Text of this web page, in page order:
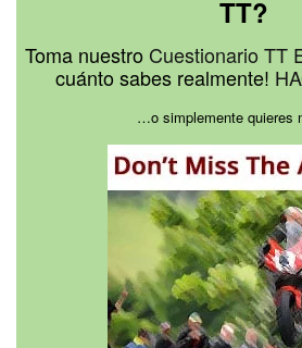
TT?
Toma nuestro Cuestionario TT
cuánto sabes realmente!
…o simplemente quieres